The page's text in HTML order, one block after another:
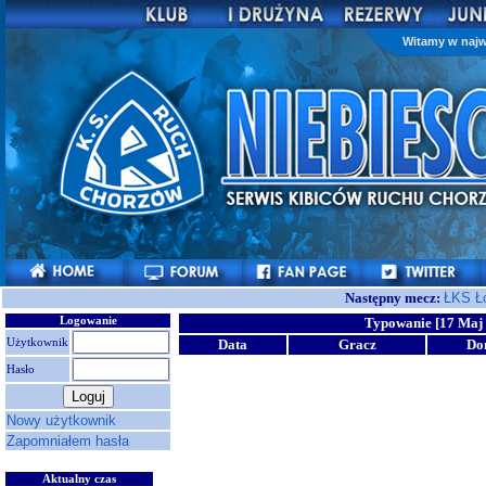
Witamy w
Następny mecz: ŁKS
Logowanie
Użytkownik
Hasło
Nowy użytkownik
Zapomniałem hasła
Aktualny czas
Typowanie [17 Maj
Data
Gracz